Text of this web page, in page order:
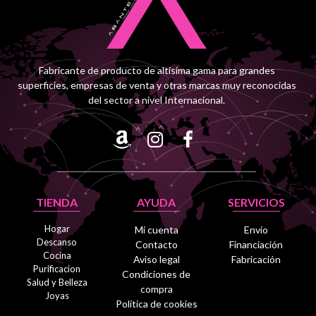
Fabricante de producto de altísima gama para grandes
superficies, empresas de venta y otras marcas muy reconocidas
del sector a nivel Internacional.
TIENDA
Hogar
Descanso
Cocina
Purificacion
Salud y Belleza
Joyas
AYUDA
Mi cuenta
Contacto
Aviso legal
Condiciones de
compra
Política de cookies
SERVICIOS
Envío
Financiación
Fabricación